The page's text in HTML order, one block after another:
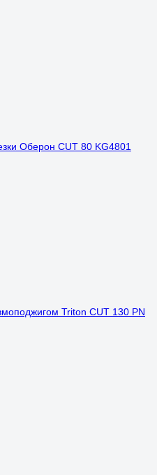
Оберон CUT 80 KG4801
Triton CUT 130 PN